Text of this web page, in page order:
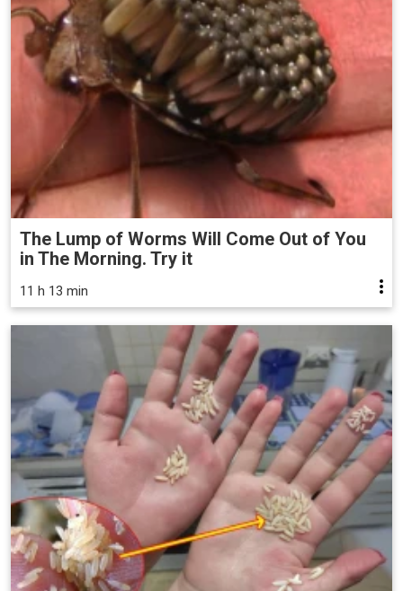
The Lump of Worms Will Come Out of You
in The Morning. Try it
11 h 13 min